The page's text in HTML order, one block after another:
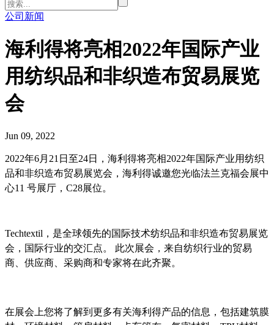
公司新闻
海利得将亮相2022年国际产业
用纺织品和非织造布贸易展览
会
Jun 09, 2022
2022年6月21日至24日，海利得将亮相2022年国际产业用纺织
品和非织造布贸易展览会，海利得诚邀您光临法兰克福会展中
心11 号展厅，C28展位。
Techtextil，是全球领先的国际技术纺织品和非织造布贸易展览
会，国际行业的交汇点。 此次展会，来自纺织行业的贸易
商、供应商、采购商和专家将在此齐聚。
在展会上您将了解到更多有关海利得产品的信息，包括建筑膜